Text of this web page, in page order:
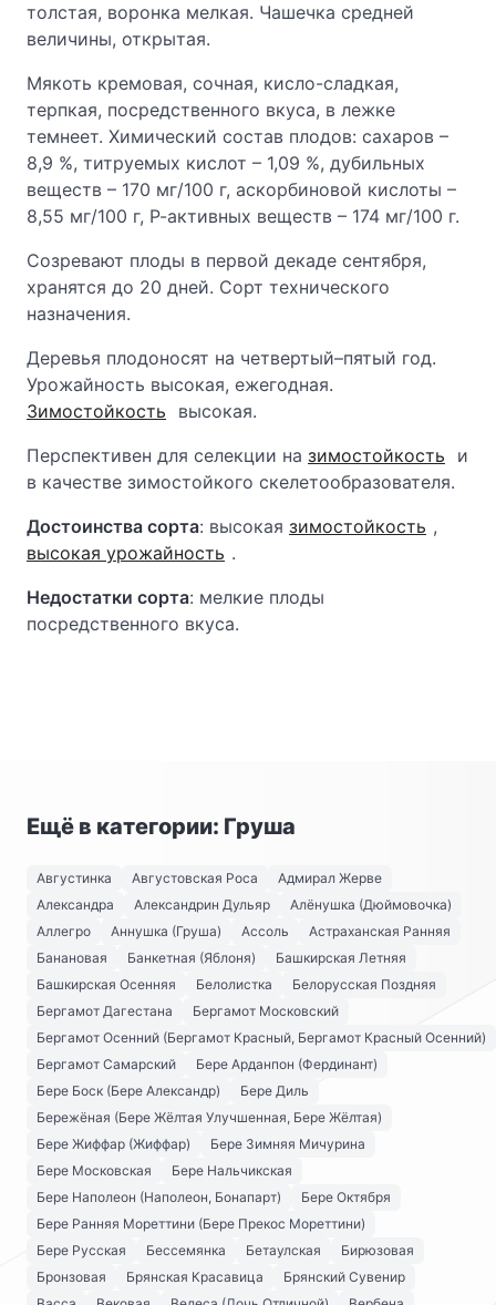
толстая, воронка мелкая. Чашечка средней
величины, открытая.
Мякоть кремовая, сочная, кисло-сладкая,
терпкая, посредственного вкуса, в лежке
темнеет. Химический состав плодов: сахаров –
8,9 %, титруемых кислот – 1,09 %, дубильных
веществ – 170 мг/100 г, аскорбиновой кислоты –
8,55 мг/100 г, Р-активных веществ – 174 мг/100 г.
Созревают плоды в первой декаде сентября,
хранятся до 20 дней. Сорт технического
назначения.
Деревья плодоносят на четвертый–пятый год.
Урожайность высокая, ежегодная.
Зимостойкость
высокая.
Перспективен для селекции на зимостойкость
и
в качестве зимостойкого скелетообразователя.
Достоинства сорта: высокая зимостойкость ,
высокая урожайность .
Недостатки сорта: мелкие плоды
посредственного вкуса.
Ещё в категории: Груша
Августинка Августовская Роса
Адмирал Жерве
Александра
Александрин Дульяр
Алёнушка (Дюймовочка)
Аллегро
Аннушка (Груша) Ассоль
Астраханская Ранняя
Банановая
Банкетная (Яблоня)
Башкирская Летняя
Башкирская Осенняя
Белолистка
Белорусская Поздняя
Бергамот Дагестана
Бергамот Московский
Бергамот Осенний (Бергамот Красный, Бергамот Красный Осенний)
Бергамот Самарский
Бере Арданпон (Фердинант)
Бере Боск (Бере Александр)
Бере Диль
Бережёная (Бере Жёлтая Улучшенная, Бере Жёлтая)
Бере Жиффар (Жиффар)
Бере Зимняя Мичурина
Бере Московская
Бере Нальчикская
Бере Наполеон (Наполеон, Бонапарт)
Бере Октября
Бере Ранняя Мореттини (Бере Прекос Мореттини)
Бере Русская
Бессемянка Бетаулская
Бирюзовая
Бронзовая
Брянская Красавица
Брянский Сувенир